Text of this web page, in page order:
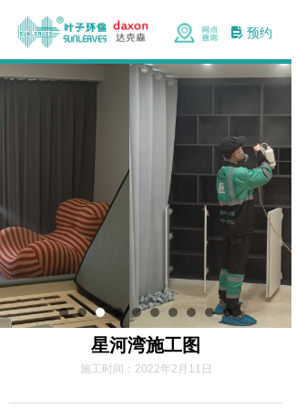
넖 预约
星河湾施工图
施工时间： 2022年2月11日